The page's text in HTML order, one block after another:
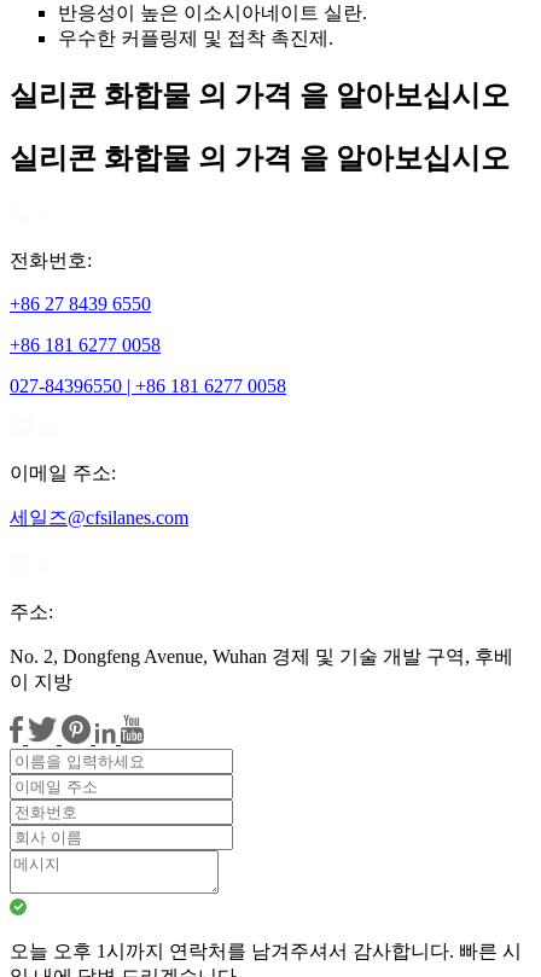
반응성이 높은 이소시아네이트 실란.
우수한 커플링제 및 접착 촉진제.
실리콘 화합물 의 가격 을 알아보십시오
실리콘 화합물 의 가격 을 알아보십시오
전화번호:
+86 27 8439 6550
+86 181 6277 0058
027-84396550 | +86 181 6277 0058
이메일 주소:
세일즈@cfsilanes.com
주소:
No. 2, Dongfeng Avenue, Wuhan 경제 및 기술 개발 구역, 후베
이 지방
오늘 오후 1시까지 연락처를 남겨주셔서 감사합니다. 빠른 시